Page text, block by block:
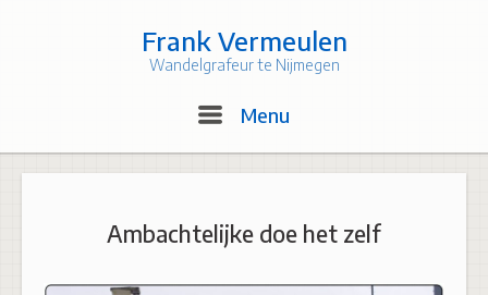
Frank Vermeulen
Wandelgrafeur te Nijmegen
Menu
Ambachtelijke doe het zelf